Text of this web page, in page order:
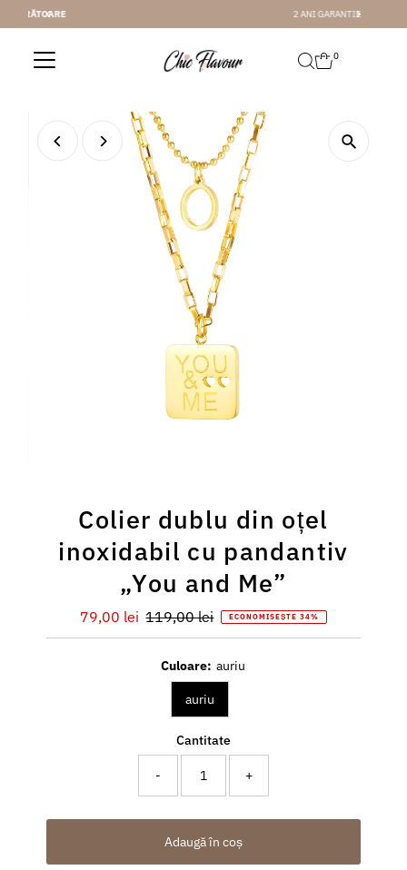
Sari la conținut
0
Colier dublu din oțel
inoxidabil cu pandantiv
„You and Me”
Preț
redus
79,00 lei Preț
întreg
119,00 lei ECONOMISEȘTE 34%
Culoare: auriu
auriu
Cantitate
- +
Adaugă în coș